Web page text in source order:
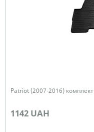
Patriot (2007-2016)
1142 UAH